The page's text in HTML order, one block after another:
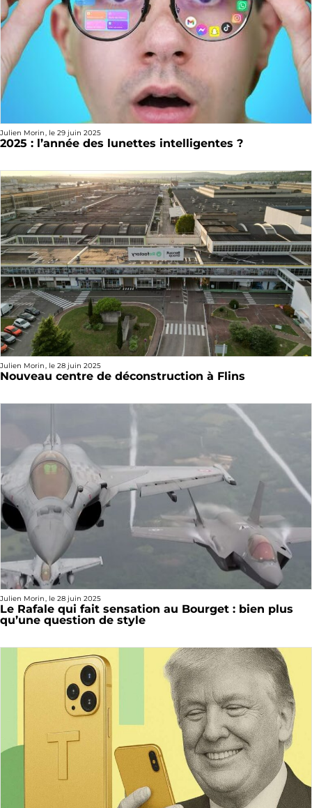
Julien Morin, le 29 juin 2025
2025 : l’année des lunettes intelligentes ?
Julien Morin, le 28 juin 2025
Nouveau centre de déconstruction à Flins
Julien Morin, le 28 juin 2025
Le Rafale qui fait sensation au Bourget : bien plus
qu’une question de style